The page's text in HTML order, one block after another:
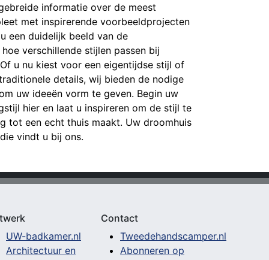
informatie over de meest
met inspirerende voorbeeldprojecten
een duidelijk beeld van de
verschillende stijlen passen bij
u nu kiest voor een eigentijdse stijl of
details, wij bieden de nodige
uw ideeën vorm te geven. Begin uw
hier en laat u inspireren om de stijl te
tot een echt thuis maakt. Uw droomhuis
vindt u bij ons.
UW-badkamer.nl
Architectuur en
Contact
Tweedehandscamper.nl
Abonneren op